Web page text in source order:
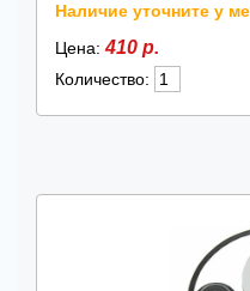
Наличие уточните у
Цена:410 р.
Количество: